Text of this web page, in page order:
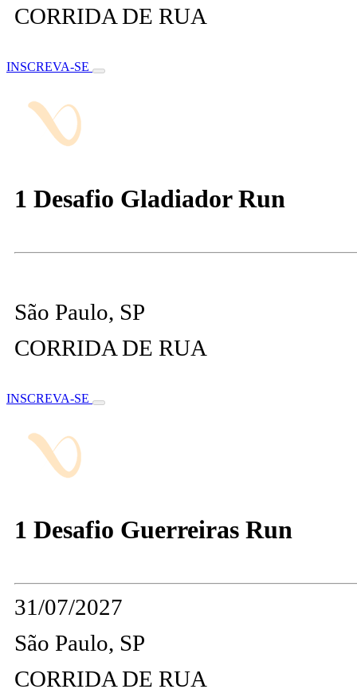
CORRIDA DE RUA
INSCREVA-SE
1 Desafio Gladiador Run
São Paulo, SP
CORRIDA DE RUA
INSCREVA-SE
1 Desafio Guerreiras Run
31/07/2027
São Paulo, SP
CORRIDA DE RUA